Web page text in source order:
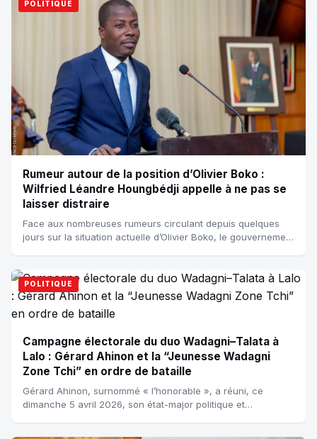
POLITIQUE
Rumeur autour de la position d’Olivier Boko :
Wilfried Léandre Houngbédji appelle à ne pas se
laisser distraire
Face aux nombreuses rumeurs circulant depuis quelques
jours sur la situation actuelle d’Olivier Boko, le gouvernement
POLITIQUE
Campagne électorale du duo Wadagni–Talata à
Lalo : Gérard Ahinon et la “Jeunesse Wadagni
Zone Tchi” en ordre de bataille
Gérard Ahinon, surnommé « l’honorable », a réuni, ce
dimanche 5 avril 2026, son état-major politique et